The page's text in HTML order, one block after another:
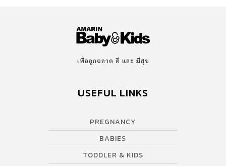
LEARNING FOR KIDS แหล่งเรียนรู้ใหม่ด้านวิทยาศาสตร์สำหรับเด็กๆ
เน้นการนำเสนอสาระผ่านนิทรรศการที่ทันต่อการเปลี่ยนแปลงของโลก
วิทยาศาสตร์ เทคโนโลยี และนวัตกรรม พร้อมทั้งถ่ายทอดแนวคิด วิธี
PUBLISHER ผู้ผลิตหนังสือสำหรับเด็กๆ ในทุกช่วงวัย ทั้งหนังสือภาพ
เพื่อลูกฉลาด ดี และ มีสุข
USEFUL LINKS
PREGNANCY
BABIES
TODDLER & KIDS